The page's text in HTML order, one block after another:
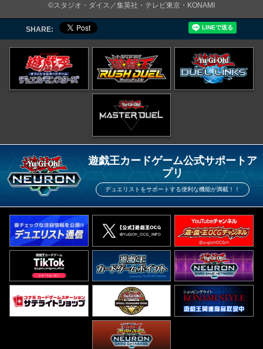
©スタジオ・ダイス／集英社・テレビ東京・KONAMI
SHARE:
遊戯王カードゲーム公式サポートア
プリ
デュエリストをサポートする便利な機能が満載！！